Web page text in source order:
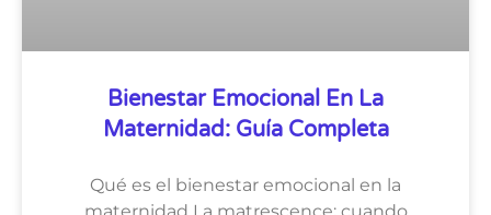
Bienestar Emocional En La
Maternidad: Guía Completa
Qué es el bienestar emocional en la